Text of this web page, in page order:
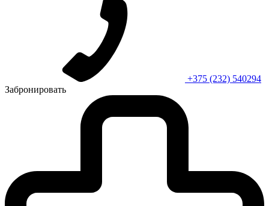
+375 (232) 540294
Забронировать